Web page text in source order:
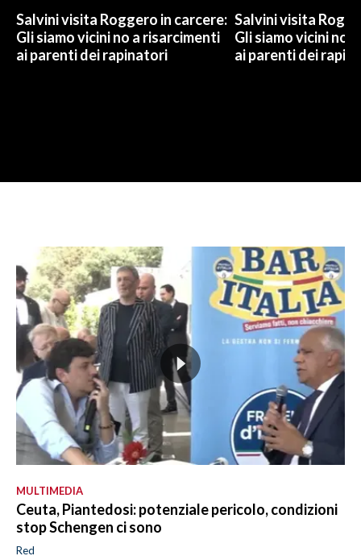
Salvini visita Roggero in carcere:
Gli siamo vicini no a risarcimenti
ai parenti dei rapinatori
Salvini visita
Gli siamo vicini no
ai parenti dei
MULTIMEDIA
Ceuta, Piantedosi: potenziale pericolo, condizioni
stop Schengen ci sono
Red